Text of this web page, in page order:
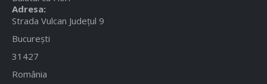
Adresa:
Strada Vulcan Județul 9
București
31427
România